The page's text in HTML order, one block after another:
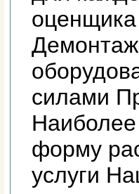
Демонтаж
силами
форму
услуги